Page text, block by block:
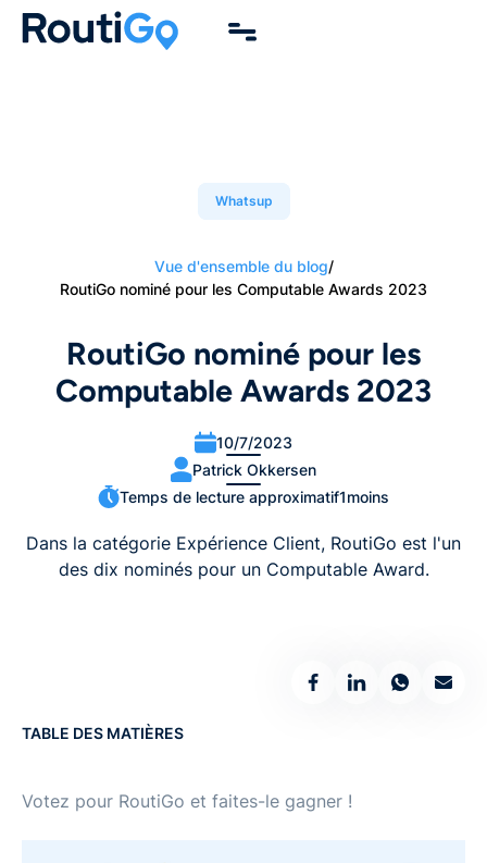
Whatsup
Vue d'ensemble du blog/
RoutiGo nominé pour les Computable Awards 2023
RoutiGo nominé pour les
Computable Awards 2023
10/7/2023
Patrick Okkersen
Temps de lecture approximatif1moins
Dans la catégorie Expérience Client, RoutiGo est l'un
des dix nominés pour un Computable Award.
TABLE DES MATIÈRES
Votez pour RoutiGo et faites-le gagner !